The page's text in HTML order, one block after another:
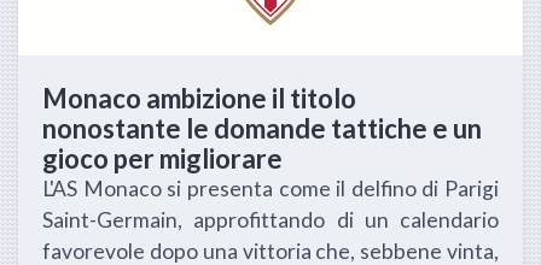
Monaco ambizione il titolo
nonostante le domande tattiche e un
gioco per migliorare
L'AS Monaco si presenta come il delfino di Parigi
Saint-Germain, approfittando di un calendario
favorevole dopo una vittoria che, sebbene vinta,